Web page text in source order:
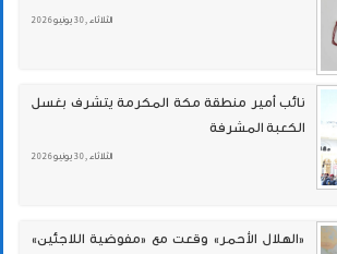
الثلاثاء , 30 يونيو 2026
نائب أمير منطقة مكة المكرمة يتشرف بغسل
الكعبة المشرفة
الثلاثاء , 30 يونيو 2026
«الهلال الأحمر» وقعت مع «مفوضية اللاجئين»